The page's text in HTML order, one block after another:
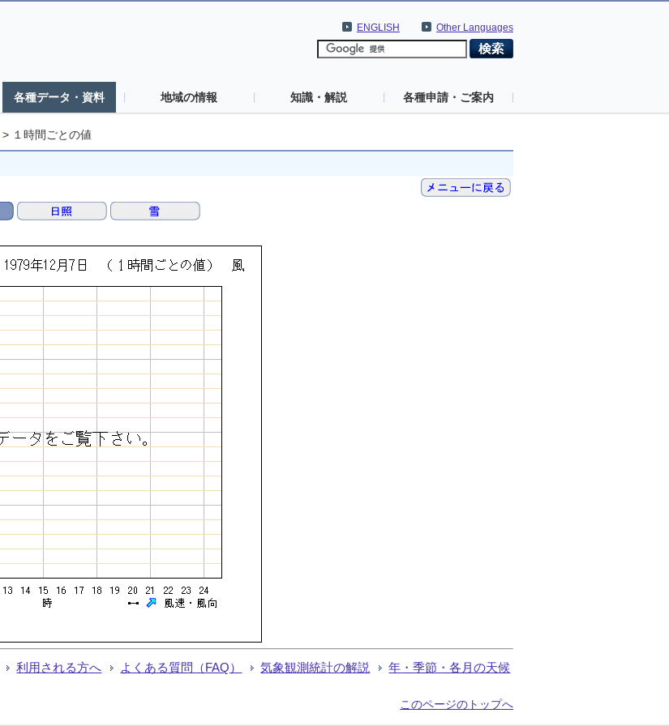
Other Languages
ENGLISH
各種データ・資料 地域の情報 知識・解説 各種申請・ご案内
> １時間ごとの値
利用される方へ よくある質問（FAQ） 気象観測統計の解説 年・季節・各月の天候
このページのトップへ